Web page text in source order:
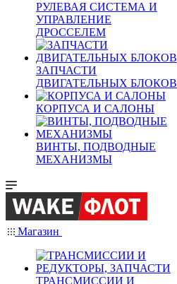
РУЛЕВАЯ СИСТЕМА И
УПРАВЛЕНИЕ
ДРОССЕЛЕМ
ЗАПЧАСТИ
ДВИГАТЕЛЬНЫХ БЛОКОВ
КОРПУСА И САЛОНЫ
ВИНТЫ, ПОДВОДНЫЕ
МЕХАНИЗМЫ
Магазин
ТРАНСМИССИИ И